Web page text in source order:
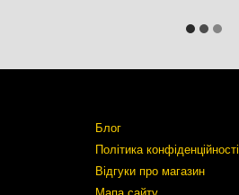
Блог
Політика конфіденційності
Відгуки про магазин